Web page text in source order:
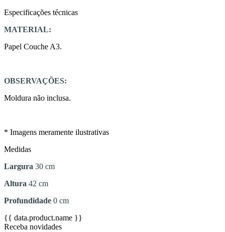
Especificações técnicas
MATERIAL:
Papel Couche A3.
OBSERVAÇÕES:
Moldura não inclusa.
* Imagens meramente ilustrativas
Medidas
Largura 30 cm
Altura 42 cm
Profundidade 0 cm
{{ data.product.name }}
Receba novidades